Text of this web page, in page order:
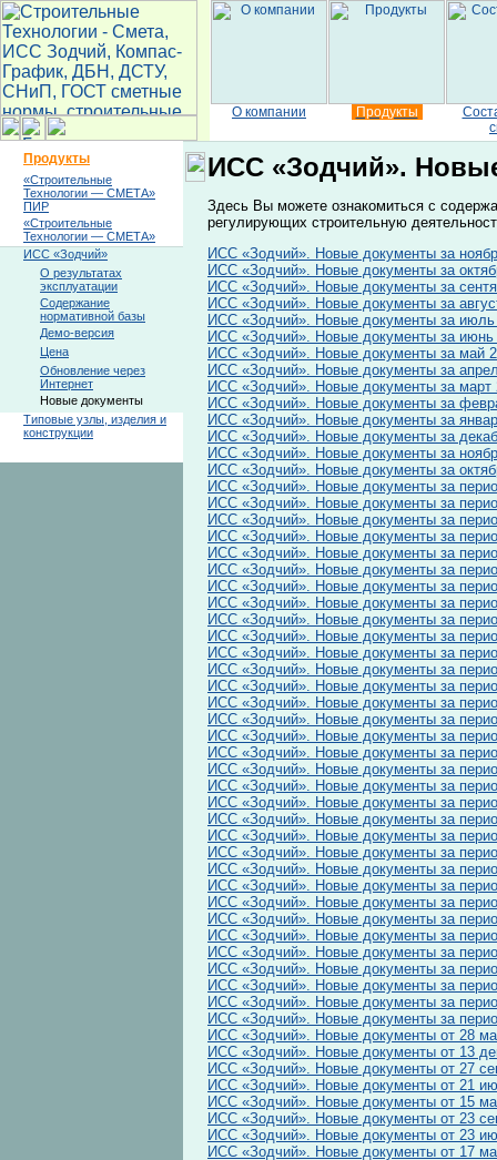
О компании Продукты
Продукты
«Строительные
Технологии — СМЕТА»
ПИР
«Строительные
Технологии — СМЕТА»
ИСС «Зодчий»
О результатах
эксплуатации
Содержание
нормативной базы
Демо-версия
Цена
Обновление через
Интернет
Новые документы
Типовые узлы, изделия и
конструкции
ИСС «Зодчий».
Здесь Вы можете ознакомиться с
регулирующих строительную
ИСС «Зодчий». Новые документы за
ИСС «Зодчий». Новые документы за
ИСС «Зодчий». Новые документы за
ИСС «Зодчий». Новые документы за
ИСС «Зодчий». Новые документы за июль
ИСС «Зодчий». Новые документы за июнь
ИСС «Зодчий». Новые документы за май
ИСС «Зодчий». Новые документы за
ИСС «Зодчий». Новые документы за март
ИСС «Зодчий». Новые документы за
ИСС «Зодчий». Новые документы за
ИСС «Зодчий». Новые документы за
ИСС «Зодчий». Новые документы за
ИСС «Зодчий». Новые документы за
ИСС «Зодчий». Новые документы за
ИСС «Зодчий». Новые документы за
ИСС «Зодчий». Новые документы за
ИСС «Зодчий». Новые документы за
ИСС «Зодчий». Новые документы за
ИСС «Зодчий». Новые документы за
ИСС «Зодчий». Новые документы за
ИСС «Зодчий». Новые документы за
ИСС «Зодчий». Новые документы за
ИСС «Зодчий». Новые документы за
ИСС «Зодчий». Новые документы за
ИСС «Зодчий». Новые документы за
ИСС «Зодчий». Новые документы за
ИСС «Зодчий». Новые документы за
ИСС «Зодчий». Новые документы за
ИСС «Зодчий». Новые документы за
ИСС «Зодчий». Новые документы за
ИСС «Зодчий». Новые документы за
ИСС «Зодчий». Новые документы за
ИСС «Зодчий». Новые документы за
ИСС «Зодчий». Новые документы за
ИСС «Зодчий». Новые документы за
ИСС «Зодчий». Новые документы за
ИСС «Зодчий». Новые документы за
ИСС «Зодчий». Новые документы за
ИСС «Зодчий». Новые документы за
ИСС «Зодчий». Новые документы за
ИСС «Зодчий». Новые документы за
ИСС «Зодчий». Новые документы за
ИСС «Зодчий». Новые документы за
ИСС «Зодчий». Новые документы за
ИСС «Зодчий». Новые документы за
ИСС «Зодчий». Новые документы за
ИСС «Зодчий». Новые документы от 28
ИСС «Зодчий». Новые документы от 13
ИСС «Зодчий». Новые документы от 27
ИСС «Зодчий». Новые документы от 21
ИСС «Зодчий». Новые документы от 15
ИСС «Зодчий». Новые документы от 23
ИСС «Зодчий». Новые документы от 23
ИСС «Зодчий». Новые документы от 17